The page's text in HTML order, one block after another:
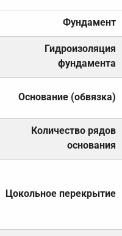
Фундамент
Гидроизоляция
фундамента
Основание (обвязка)
Количество рядов
основания
Цокольное перекрытие